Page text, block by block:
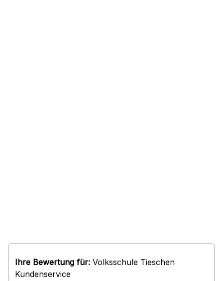
Ihre Bewertung für: Volksschule Tieschen
Kundenservice